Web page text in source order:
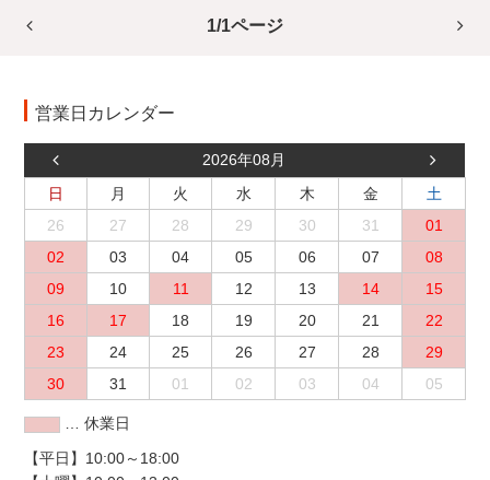
1/1ページ
営業日カレンダー
2026年08月
日
月 火 水 木 金
土
26
27 28 29 30 31
01
02
03 04 05 06 07
08
09
10 11 12 13 14
15
16
17 18 19 20 21
22
23
24 25 26 27 28
29
30
31 01 02 03 04 05
… 休業日
【平日】10:00～18:00